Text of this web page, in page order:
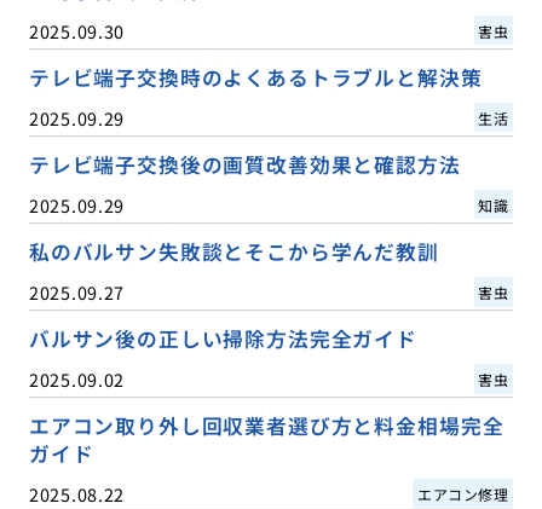
2025.09.30 害虫
テレビ端子交換時のよくあるトラブルと解決策
2025.09.29 生活
テレビ端子交換後の画質改善効果と確認方法
2025.09.29 知識
私のバルサン失敗談とそこから学んだ教訓
2025.09.27 害虫
バルサン後の正しい掃除方法完全ガイド
2025.09.02 害虫
エアコン取り外し回収業者選び方と料金相場完全
ガイド
2025.08.22 エアコン修理